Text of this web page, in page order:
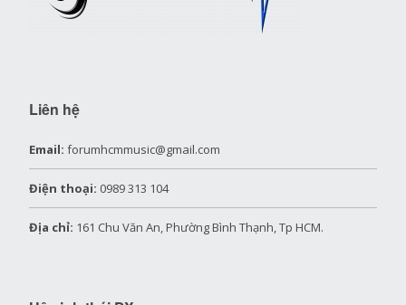
Liên hệ
Email: forumhcmmusic@gmail.com
Điện thoại: 0989 313 104
Địa chỉ: 161 Chu Văn An, Phường Bình Thạnh, Tp HCM.